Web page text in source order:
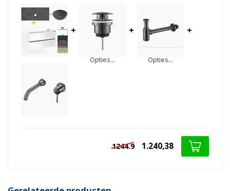
+
Opties...
+
Opties...
+
1244.9 1.240,38